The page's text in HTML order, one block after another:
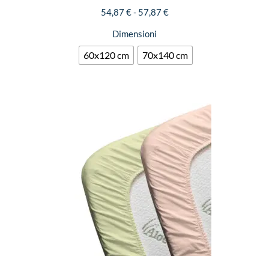
54,87€- 57,87€
Dimensioni
60x120 cm 70x140 cm